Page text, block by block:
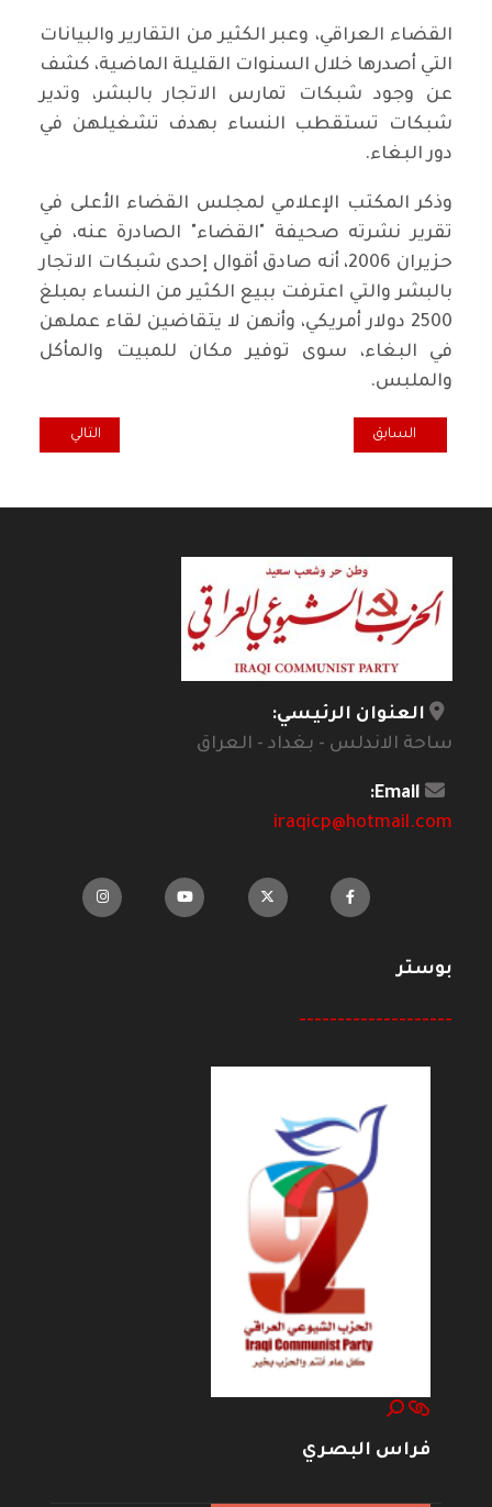
القضاء العراقي، وعبر الكثير من التقارير والبيانات
التي أصدرها خلال السنوات القليلة الماضية، كشف
عن وجود شبكات تمارس الاتجار بالبشر، وتدير
شبكات تستقطب النساء بهدف تشغيلهن في
دور البغاء.
وذكر المكتب الإعلامي لمجلس القضاء الأعلى في
تقرير نشرته صحيفة "القضاء" الصادرة عنه، في
حزيران 2006، أنه صادق أقوال إحدى شبكات الاتجار
بالبشر والتي اعترفت ببيع الكثير من النساء بمبلغ
2500 دولار أمريكي، وأنهن لا يتقاضين لقاء عملهن
في البغاء، سوى توفير مكان للمبيت والمأكل
والملبس.
المقال السابق: "جهات متنفذة" تستولي على خمس مدارس في بغداد
السابق المقال التالي:
التالي
العنوان الرئيسي:
ساحة الاندلس - بغداد - العراق
Email:
iraqicp@hotmail.com
بوستر
--------------------
فراس البصري